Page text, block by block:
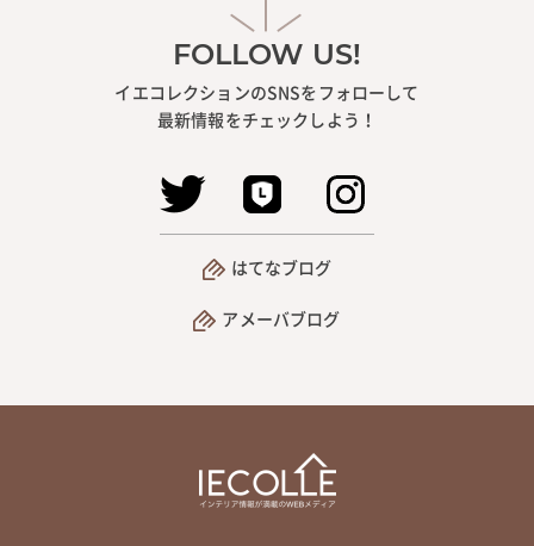
FOLLOW US!
イエコレクションのSNSをフォローして
最新情報をチェックしよう！
はてなブログ
アメーバブログ